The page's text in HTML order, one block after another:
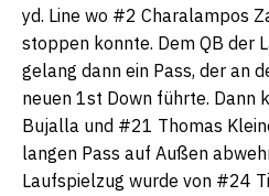
yd. Line wo #2 Charalampos
stoppen konnte. Dem QB der
gelang dann ein Pass, der an
neuen 1st Down führte. Dann
Bujalla und #21 Thomas
langen Pass auf Außen
Laufspielzug wurde von #24